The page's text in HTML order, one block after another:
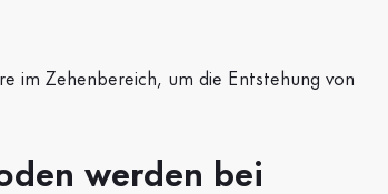
im Zehenbereich, um die Entstehung von
werden bei